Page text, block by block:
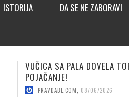
ISTORIJA DA SE NE ZABORAVI
LUČIĆ: BIĆEMO BOLJI NEGO
SEZONE!
PRAVDABL.COM 08/04/2026